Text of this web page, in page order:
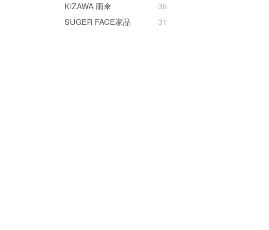
KIZAWA 雨傘
36
SUGER FACE家品
31